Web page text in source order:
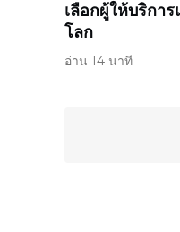
เลือกผู้ให้บริกา
โลก
อ่าน 14 นาที